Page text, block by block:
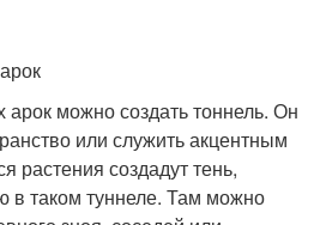
можно создать тоннель. Он
или служить акцентным
растения создадут тень,
в таком туннеле. Там можно